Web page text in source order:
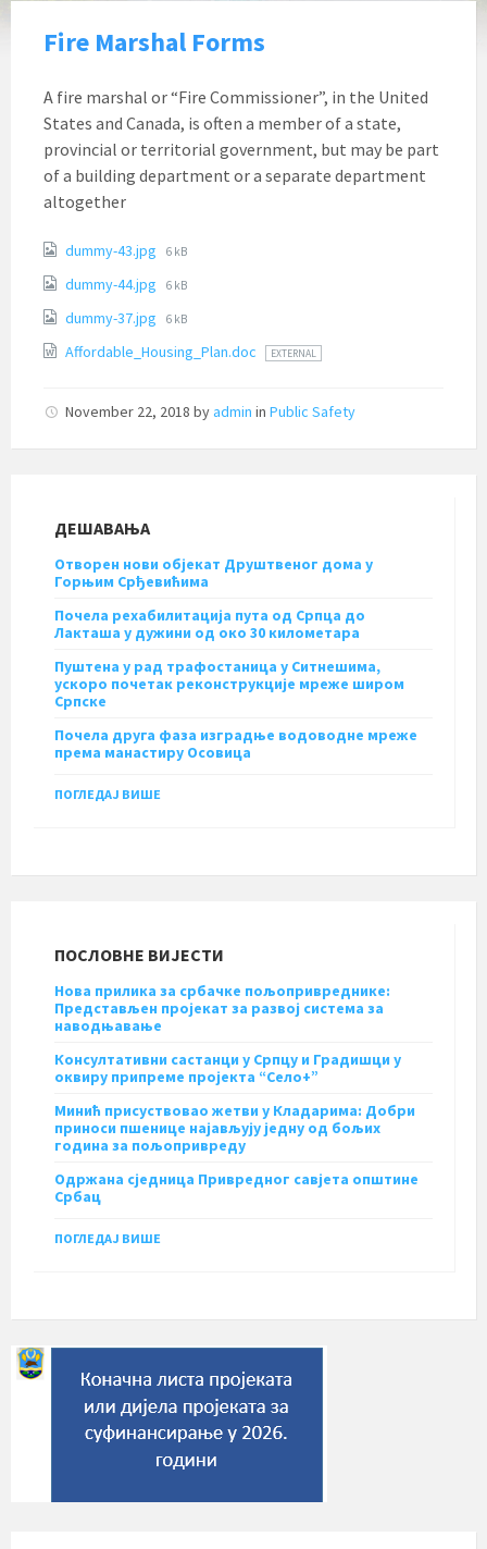
Fire Marshal Forms
A fire marshal or “Fire Commissioner”, in the United
States and Canada, is often a member of a state,
provincial or territorial government, but may be part
of a building department or a separate department
altogether
Attachments
dummy-43.jpg File
6 kB
dummy-44.jpg File
6 kB
dummy-37.jpg File
6 kB
Affordable_Housing_Plan.doc EXTERNAL
November 22, 2018 byadmin in Public Safety
ДЕШАВАЊА
Отворен нови објекат Друштвеног дома у
Горњим Срђевићима
Почела рехабилитација пута од Српца до
Лакташа у дужини од око 30 километара
Пуштена у рад трафостаница у Ситнешима,
ускоро почетак реконструкције мреже широм
Српске
Почела друга фаза изградње водоводне мреже
према манастиру Осовица
ПОГЛЕДАЈ ВИШЕ
ПОСЛОВНЕ ВИЈЕСТИ
Нова прилика за србачке пољопривреднике:
Представљен пројекат за развој система за
наводњавање
Консултативни састанци у Српцу и Градишци у
оквиру припреме пројекта “Село+”
Минић присуствовао жетви у Кладарима: Добри
приноси пшенице најављују једну од бољих
година за пољопривреду
Одржана сједница Привредног савјета општине
Србац
ПОГЛЕДАЈ ВИШЕ